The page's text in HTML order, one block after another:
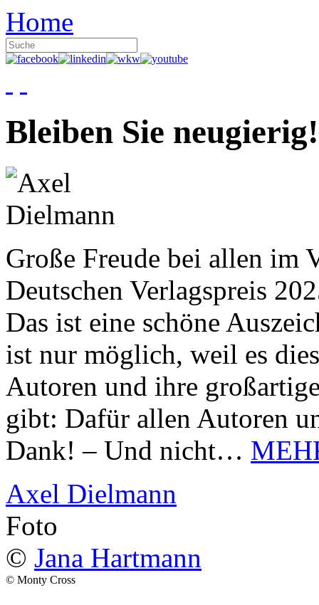
Home
Bleiben Sie neugierig!
Große Freude bei allen im
Deutschen Verlagspreis
Das ist eine schöne
ist nur möglich, weil es
Autoren und ihre
gibt: Dafür allen Autoren
Dank! – Und nicht…
Axel Dielmann
Foto
© Jana Hartmann
© Monty Cross